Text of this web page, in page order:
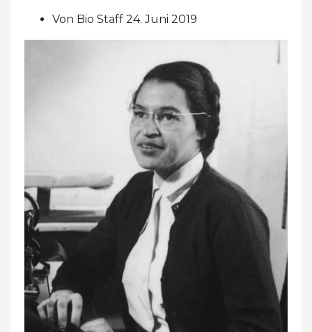
Von Bio Staff 24. Juni 2019